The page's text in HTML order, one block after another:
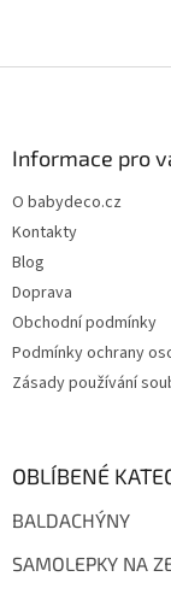
Informace pro
O babydeco.cz
Kontakty
Blog
Doprava
Obchodní podmínky
Podmínky ochrany
Zásady používání
OBLÍBENÉ
BALDACHÝNY
SAMOLEPKY NA